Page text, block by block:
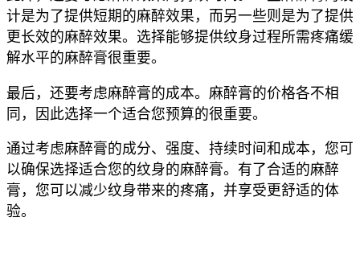
计是为了提供短期的麻醉效果，而另一些则是为了提供
更长效的麻醉效果。选择能够提供纹身过程所需疼痛缓
解水平的麻醉膏很重要。
最后，还要考虑麻醉膏的成本。麻醉膏的价格各不相
同，因此选择一个适合您预算的很重要。
通过考虑麻醉膏的成分、强度、持续时间和成本，您可
以确保选择适合您的纹身的麻醉膏。有了合适的麻醉
膏，您可以减少纹身带来的疼痛，并享受更舒适的体
验。